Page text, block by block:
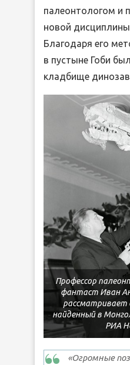
палеонтологом и
новой
Благодаря его
в пустыне Гоби
кладбище
Профессор
фантаст Иван
рассматривает
найденный в
РИА
«Огромные